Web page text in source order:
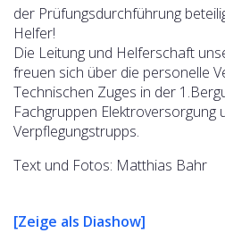
der Prüfungsdurchführung
Helfer!
Die Leitung und Helferschaft
freuen sich über die personelle
Technischen Zuges in der
Fachgruppen Elektroversorgung
Verpflegungstrupps.
Text und Fotos: Matthias Bahr
[Zeige als Diashow]